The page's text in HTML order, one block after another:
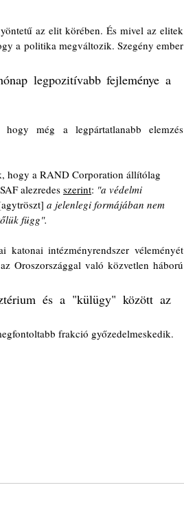
az elit körében. És mivel az elitek
a politika megváltozik. Szegény ember
legpozitívabb fejleménye a
még a legpártatlanabb elemzés
hogy a RAND Corporation állítólag
alezredes szerint: "a védelmi
a jelenlegi formájában nem
függ".
intézményrendszer véleményét
Oroszországgal való közvetlen háború
és a "külügy" között az
frakció győzedelmeskedik.